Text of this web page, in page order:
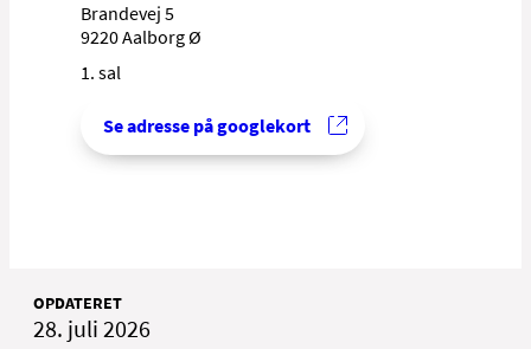
Brandevej 5
9220 Aalborg Ø
1. sal
Se adresse på googlekort
OPDATERET
28. juli 2026